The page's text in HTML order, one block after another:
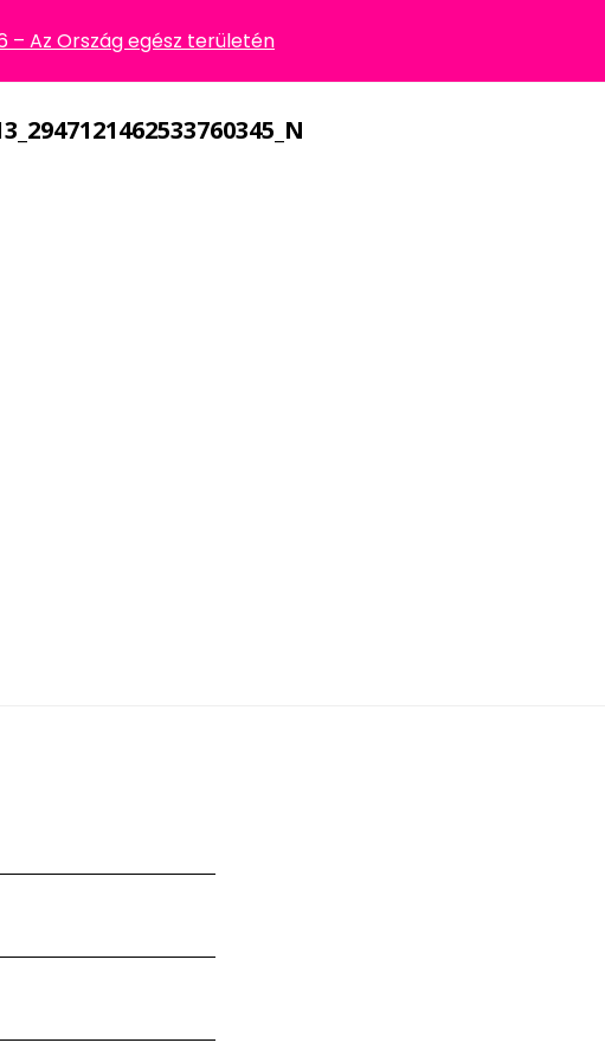
– Az Ország egész területén